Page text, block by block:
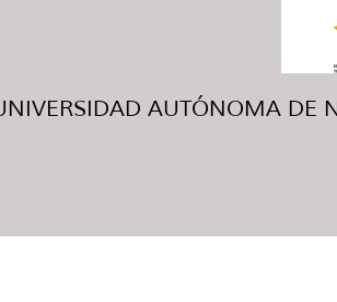
AUTÓNOMA DE